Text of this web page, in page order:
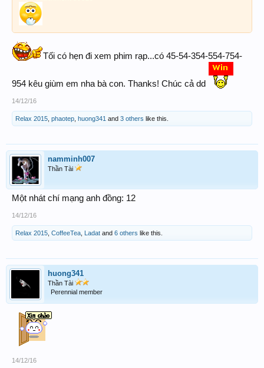
Tối có hẹn đi xem phim rạp...có 45-54-354-554-754-
954 kêu giùm em nha bà con. Thanks! Chúc cả dd
14/12/16
Relax 2015 phaotep huong341 and 3 others like this.
namminh007
Thần Tài
Một nhát chí mạng anh đồng: 12
14/12/16
Relax 2015 CoffeeTea Ladat and 6 others like this.
huong341
Thần Tài
Perennial member
14/12/16